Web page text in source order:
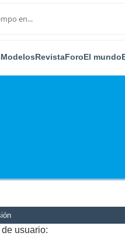
ModelosRevistaForoEl mundo
usuario: